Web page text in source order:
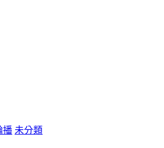
播 未分類